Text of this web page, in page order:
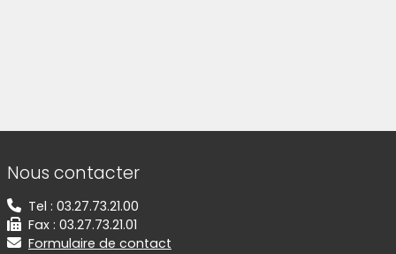
Informations de contact
Nous contacter
Tel : 03.27.73.21.00
Fax : 03.27.73.21.01
Formulaire de contact